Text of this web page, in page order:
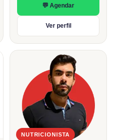
💬 Agendar
Ver perfil
NUTRICIONISTA